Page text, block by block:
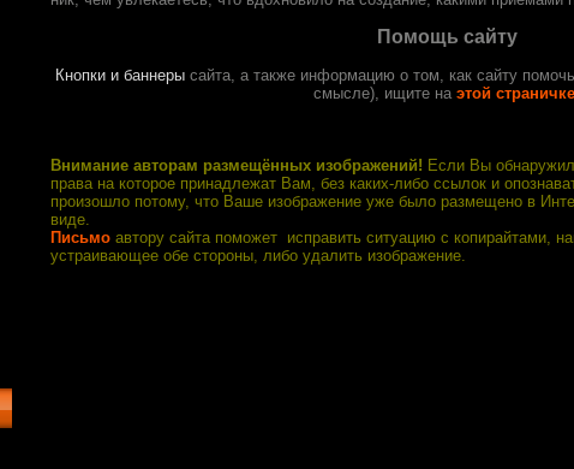
Помощь сайту
Кнопки и баннеры сайта, а также информацию о том, как сайту помочь
смысле), ищите на этой страничке
Внимание авторам размещённых изображений! Если Вы
права на которое принадлежат Вам, без каких-либо ссылок и
произошло потому, что Ваше изображение уже было размещено в
виде.
Письмо автору сайта поможет исправить ситуацию с копирайтами,
устраивающее обе стороны, либо удалить изображение.